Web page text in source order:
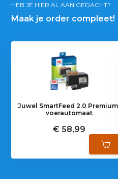
HEB JE HIER AL AAN GEDACHT?
Maak je order compleet!
Juwel SmartFeed 2.0
voerautomaat
€ 58,99